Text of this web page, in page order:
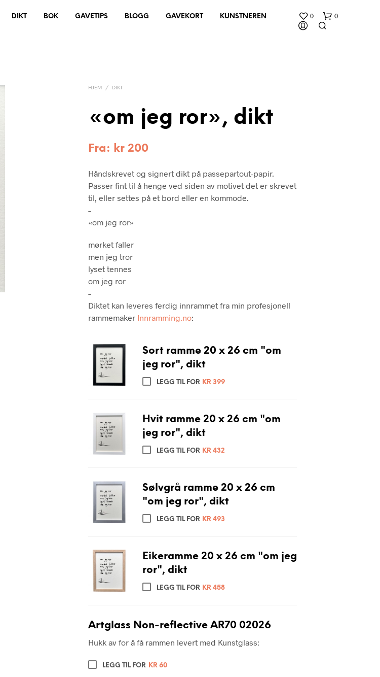
DIKT BOK GAVETIPS BLOGG GAVEKORT
KUNSTNEREN
0 0
HJEM / DIKT
«om jeg ror», dikt
Fra: kr 200
Håndskrevet og signert dikt på passepartout-papir.
Passer fint til å henge ved siden av motivet det er skrevet
til, eller settes på et bord eller en kommode.
–
«om jeg ror»
mørket faller
men jeg tror
lyset tennes
om jeg ror
–
Diktet kan leveres ferdig innrammet fra min profesjonell
rammemaker Innramming.no:
Sort ramme 20 x 26 cm "om
jeg ror", dikt
LEGG TIL FOR KR 399
Hvit ramme 20 x 26 cm "om
jeg ror", dikt
LEGG TIL FOR KR 432
Sølvgrå ramme 20 x 26 cm
"om jeg ror", dikt
LEGG TIL FOR KR 493
Eikeramme 20 x 26 cm "om jeg
ror", dikt
LEGG TIL FOR KR 458
Artglass Non-reflective AR70 02026
Hukk av for å få rammen levert med Kunstglass:
LEGG TIL FOR KR 60